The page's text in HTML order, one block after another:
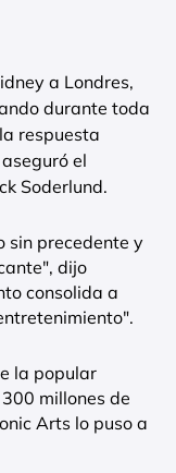
a Londres,
durante toda
respuesta
el
Soderlund.
sin precedente y
dijo
consolida a
la popular
millones de
Arts lo puso a